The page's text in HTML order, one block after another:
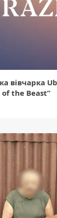
вівчарка
the Beast”